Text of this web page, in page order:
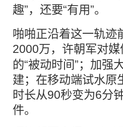
趣”，还要“有用”。
啪啪正沿着这一轨迹
2000万， 许朝军对
的“被动时间”；加强
建；在移动端试水原
时长从90秒变为6分
件。